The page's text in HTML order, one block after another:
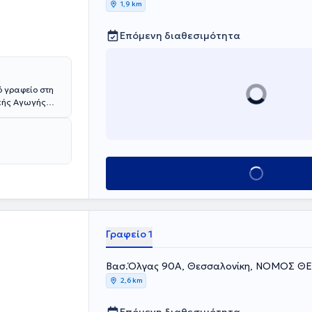
γραφείο στη
Αγωγής
Σόφιας.
και
και
πλήθος
1,9 km
Επόμενη διαθεσιμότητα
Κλείσε ραντεβού
Γραφείο 1
Βασ.Όλγας 90Α, Θεσσαλονίκη, ΝΟΜΟΣ
2,6 km